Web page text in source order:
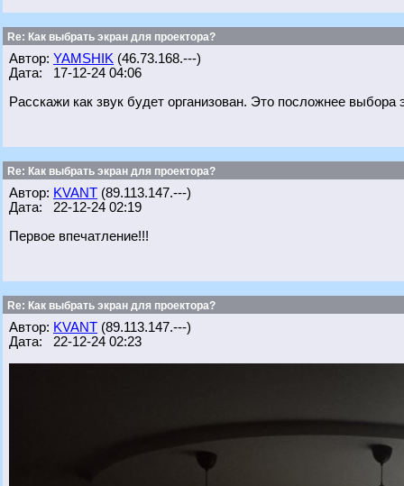
Re: Как выбрать экран для проектора?
Автор: YAMSHIK (46.73.168.---)
Дата: 17-12-24 04:06
Расскажи как звук будет организован. Это посложнее выбора
Re: Как выбрать экран для проектора?
Автор: KVANT (89.113.147.---)
Дата: 22-12-24 02:19
Первое впечатление!!!
Re: Как выбрать экран для проектора?
Автор: KVANT (89.113.147.---)
Дата: 22-12-24 02:23